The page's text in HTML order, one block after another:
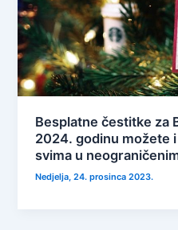
Besplatne čestitke za
2024. godinu možete
svima u
Nedjelja, 24. prosinca 2023.